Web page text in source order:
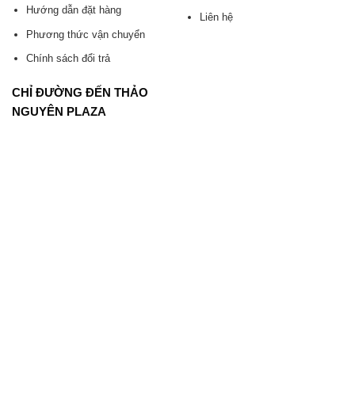
Hướng dẫn đặt hàng
Phương thức vận chuyển
Chính sách đổi trả
Liên hệ
CHỈ ĐƯỜNG ĐẾN THẢO
NGUYÊN PLAZA